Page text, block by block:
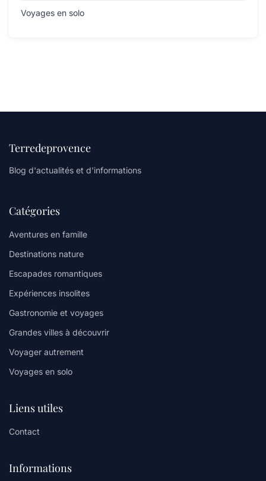
Voyages en solo
Terredeprovence
Blog d'actualités et d'informations
Catégories
Aventures en famille
Destinations nature
Escapades romantiques
Expériences insolites
Gastronomie et voyages
Grandes villes à découvrir
Voyager autrement
Voyages en solo
Liens utiles
Contact
Informations